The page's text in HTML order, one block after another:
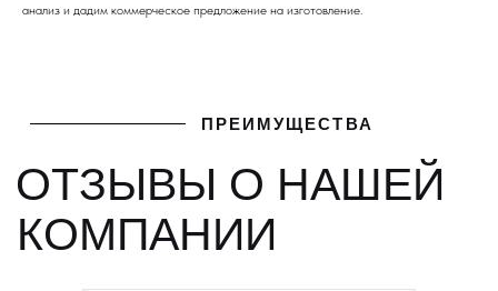
анализ и дадим коммерческое предложение на изготовление.